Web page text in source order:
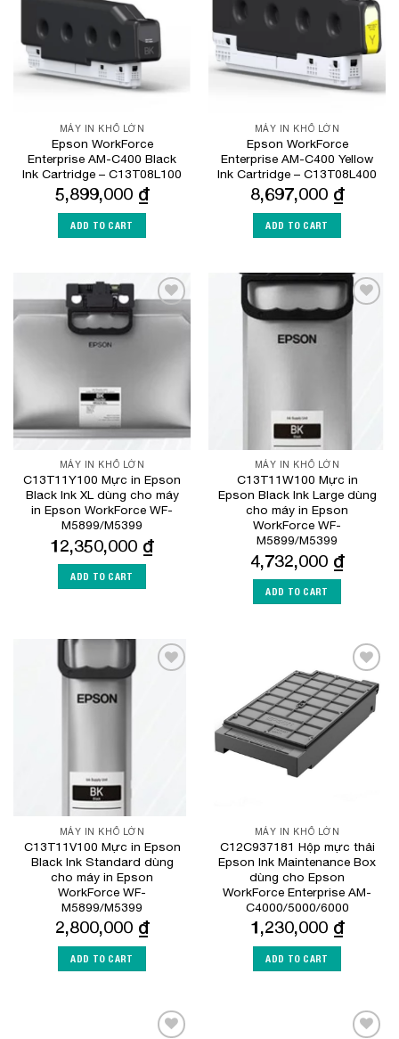
MÁY IN KHỔ LỚN
Epson WorkForce
Enterprise AM-C400 Black
Ink Cartridge – C13T08L100
5,899,000 ₫
ADD TO CART
MÁY IN KHỔ LỚN
Epson WorkForce
Enterprise AM-C400 Yellow
Ink Cartridge – C13T08L400
8,697,000 ₫
ADD TO CART
Add to
MÁY IN KHỔ LỚN
C13T11Y100 Mực in Epson
Black Ink XL dùng cho máy
in Epson WorkForce WF-
M5899/M5399
12,350,000 ₫
ADD TO CART
Add to
MÁY IN KHỔ LỚN
C13T11W100 Mực in
Epson Black Ink Large dùng
cho máy in Epson
WorkForce WF-
M5899/M5399
4,732,000 ₫
ADD TO CART
MÁY IN KHỔ LỚN
C13T11V100 Mực in Epson
Black Ink Standard dùng
cho máy in Epson
WorkForce WF-
M5899/M5399
2,800,000 ₫
ADD TO CART
Add to
Wishlist
MÁY IN KHỔ LỚN
C12C937181 Hộp mực thải
Epson Ink Maintenance Box
dùng cho Epson
WorkForce Enterprise​ AM-
C4000​/5000/6000
1,230,000 ₫
ADD TO CART